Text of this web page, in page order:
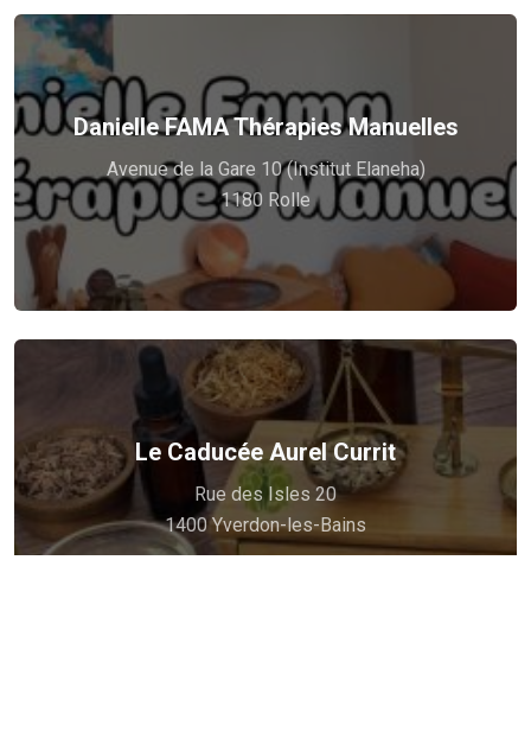
Danielle FAMA Thérapies Manuelles
Avenue de la Gare 10 (Institut Elaneha)
1180 Rolle
Soutien et accompagnement global personnalisé
grâce à des techniques thérapeutiques corporelles
en cas de STRESS, DOULEURS, FATIGUE.
DANIELLE FAMA Thérapies Manuelles :
Réflexolog...
Voir plus
Le Caducée Aurel Currit
Rue des Isles 20
1400 Yverdon-les-Bains
Votre bien-être, ma priorité avec des thérapies
naturelles.
Voir plus